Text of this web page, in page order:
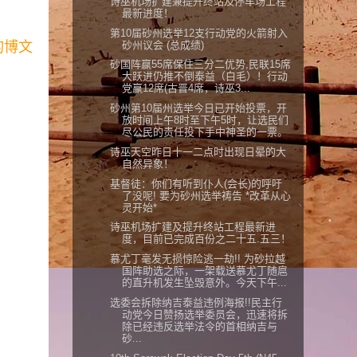
博文
最新进度！
第10届砂州选举12支行动党的火箭射入
砂州议会 (总成绩)
砂国阵赢55席保住三分二优势,民联15席
大跃进仍推不倒泰益（白毛）！行动
党赢12席(古晋4席，诗巫3...
砂州第10届州选举今日已开始投票，开
放时间上午8时至下午5时，让选民们
尽公民的责任投下手中神圣的一票。
诗巫天空昨日十一二点时出现日晕的大
自然异象！
基督徒：你们有听到仆人(会长)的呼吁
了没呢! 要为砂州选举祷告 *改革从心
灵开始*
诗巫机场扩建及提升终站工程最新进
度，目前已完成百份之二十五.五三！
慕尤丁毫发无损惊险逃一劫!! 为砂拉越
国阵助选之际，一架载送慕尤丁随扈
的直升机发生坠毁意外。今天下午...
选委会拆除纳吉泰益违例海报!!民主行
动党今日赞扬选举委员会，迅速将拆
除已经违反选举法令的首相纳吉与
砂...